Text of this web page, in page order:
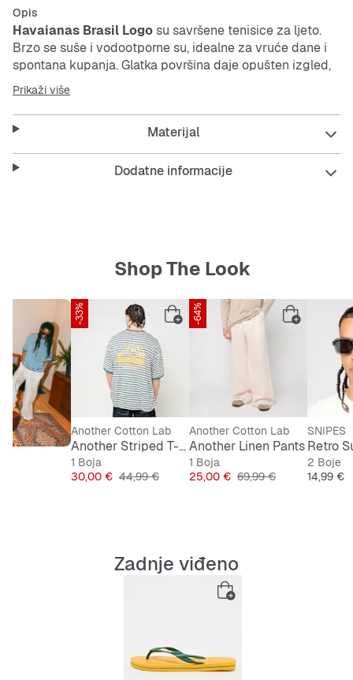
Opis
Havaianas Brasil Logosu savršene tenisice za ljeto.
Brzo se suše i vodootporne su, idealne za vruće dane i
spontana kupanja. Glatka površina daje opušten izgled,
a višebojni dizajn svaki korak čini živopisnim.
Ove tenisice su praktične i udobne, savršene za svaki
da si na plaži ili u gradu.
Otpornost na habanje za dugotrajnost
Fleksibilan i lagan đon za udobnost
Model bez pete za lako obuvanje i skidanje
Prikaži više
Materijal
Dodatne informacije
Shop The Look
-33%
Another Cotton Lab
Another Striped T-Shirt
1 Boja
Cijena
30,00 € Originalna cijena
44,99 €
-64%
Another Cotton Lab
Another Linen Pants
1 Boja
Cijena
25,00 € Originalna cijena
69,99 €
SNIPES
Retro
2 Boje
Cijena
14,99 €
Zadnje viđeno